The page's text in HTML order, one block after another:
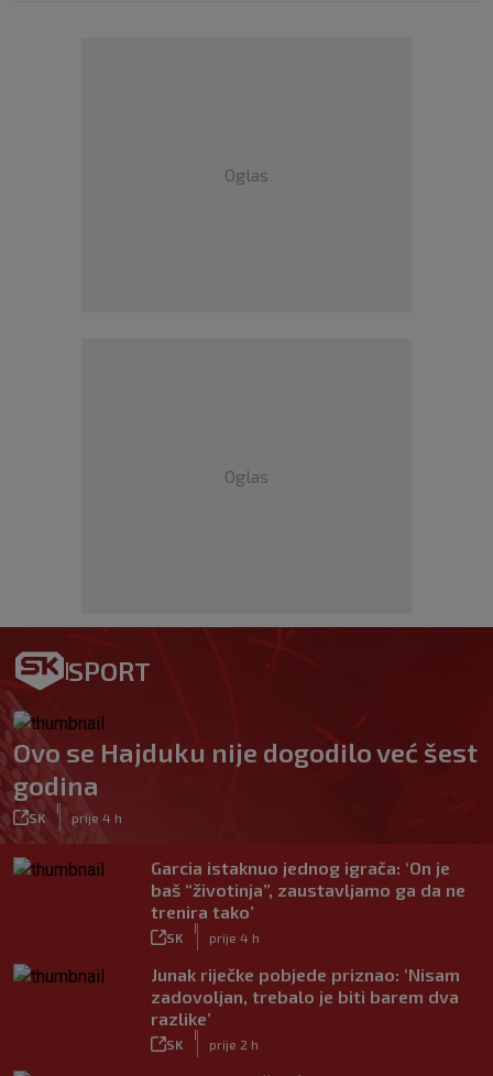
Oglas
Oglas
SPORT
Ovo se Hajduku nije dogodilo već šest
godina
SK prije 4 h
Garcia istaknuo jednog igrača: ‘On je
baš “životinja”, zaustavljamo ga da ne
trenira tako’
SK prije 4 h
Junak riječke pobjede priznao: ‘Nisam
zadovoljan, trebalo je biti barem dva
razlike’
SK prije 2 h